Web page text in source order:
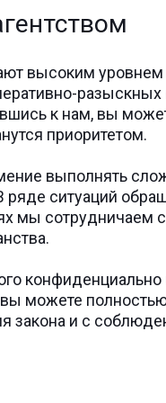
высоким
разыскных
к нам, вы
приоритетом.
выполнять
ситуаций
мы
можете
и с